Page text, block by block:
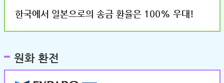
한국에서 일본으로의 송금 환율은 100% 우대!
원화 환전